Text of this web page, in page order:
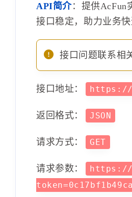
API简介：提供AcFun
接口稳定，助力业务快
接口问题联系相
接口地址： https://
返回格式： JSON
请求方式： GET
请求参数：
https://